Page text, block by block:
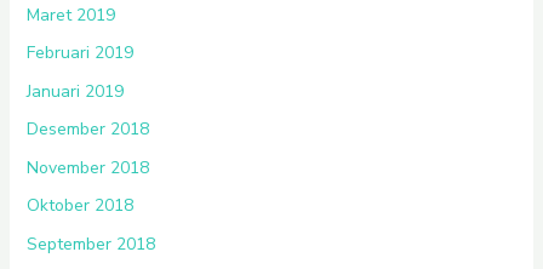
Maret 2019
Februari 2019
Januari 2019
Desember 2018
November 2018
Oktober 2018
September 2018